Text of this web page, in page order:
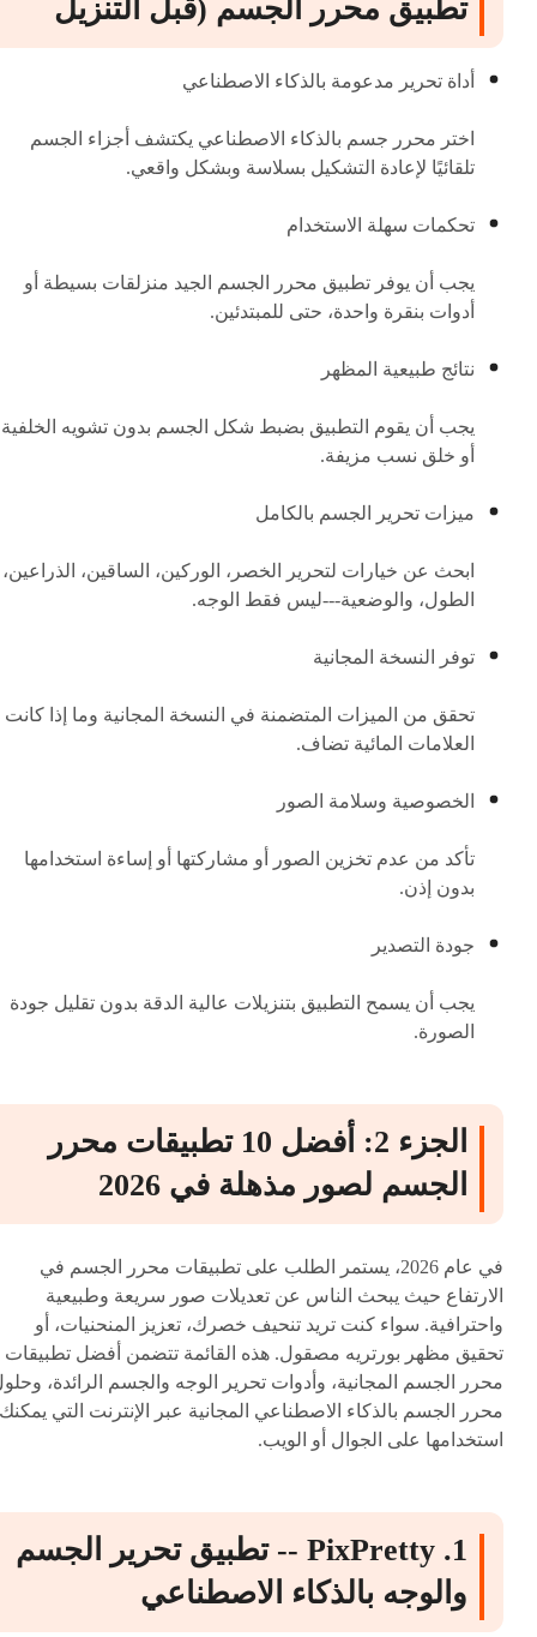
تطبيق محرر الجسم (قبل التنزيل
أداة تحرير مدعومة بالذكاء الاصطناعي
اختر محرر جسم بالذكاء الاصطناعي يكتشف أجزاء الجسم
تلقائيًا لإعادة التشكيل بسلاسة وبشكل واقعي.
تحكمات سهلة الاستخدام
يجب أن يوفر تطبيق محرر الجسم الجيد منزلقات بسيطة أو
أدوات بنقرة واحدة، حتى للمبتدئين.
نتائج طبيعية المظهر
يجب أن يقوم التطبيق بضبط شكل الجسم بدون تشويه الخلفية
أو خلق نسب مزيفة.
ميزات تحرير الجسم بالكامل
ابحث عن خيارات لتحرير الخصر، الوركين، الساقين، الذراعين،
الطول، والوضعية---ليس فقط الوجه.
توفر النسخة المجانية
تحقق من الميزات المتضمنة في النسخة المجانية وما إذا كانت
العلامات المائية تضاف.
الخصوصية وسلامة الصور
تأكد من عدم تخزين الصور أو مشاركتها أو إساءة استخدامها
بدون إذن.
جودة التصدير
يجب أن يسمح التطبيق بتنزيلات عالية الدقة بدون تقليل جودة
الصورة.
الجزء 2: أفضل 10 تطبيقات محرر
الجسم لصور مذهلة في 2026
في عام 2026، يستمر الطلب على تطبيقات محرر الجسم في
الارتفاع حيث يبحث الناس عن تعديلات صور سريعة وطبيعية
واحترافية. سواء كنت تريد تنحيف خصرك، تعزيز المنحنيات، أو
تحقيق مظهر بورتريه مصقول. هذه القائمة تتضمن أفضل تطبيقات
محرر الجسم المجانية، وأدوات تحرير الوجه والجسم الرائدة،
محرر الجسم بالذكاء الاصطناعي المجانية عبر الإنترنت التي يمكنك
استخدامها على الجوال أو الويب.
1. PixPretty -- تطبيق تحرير الجسم
والوجه بالذكاء الاصطناعي